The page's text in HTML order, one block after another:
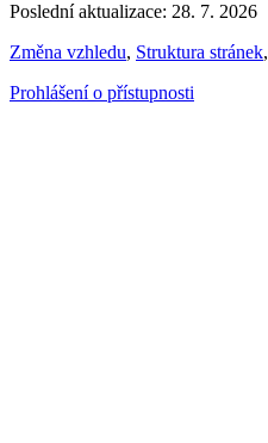
Poslední aktualizace: 28. 7. 2026
Změna vzhledu, Struktura stránek,
Prohlášení o přístupnosti